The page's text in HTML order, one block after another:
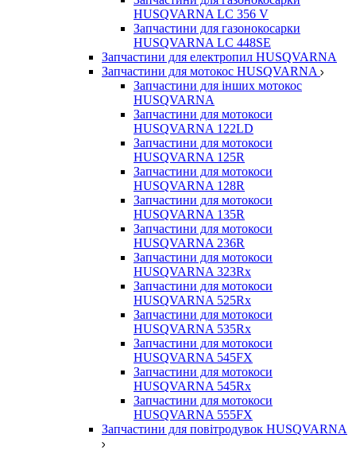
HUSQVARNA LC 356 V
Запчастини для газонокосарки
HUSQVARNA LC 448SE
Запчастини для електропил HUSQVARNA
Запчастини для мотокос HUSQVARNA
Запчастини для інших мотокос
HUSQVARNA
Запчастини для мотокоси
HUSQVARNA 122LD
Запчастини для мотокоси
HUSQVARNA 125R
Запчастини для мотокоси
HUSQVARNA 128R
Запчастини для мотокоси
HUSQVARNA 135R
Запчастини для мотокоси
HUSQVARNA 236R
Запчастини для мотокоси
HUSQVARNA 323Rx
Запчастини для мотокоси
HUSQVARNA 525Rx
Запчастини для мотокоси
HUSQVARNA 535Rx
Запчастини для мотокоси
HUSQVARNA 545FX
Запчастини для мотокоси
HUSQVARNA 545Rx
Запчастини для мотокоси
HUSQVARNA 555FX
Запчастини для повітродувок HUSQVARNA